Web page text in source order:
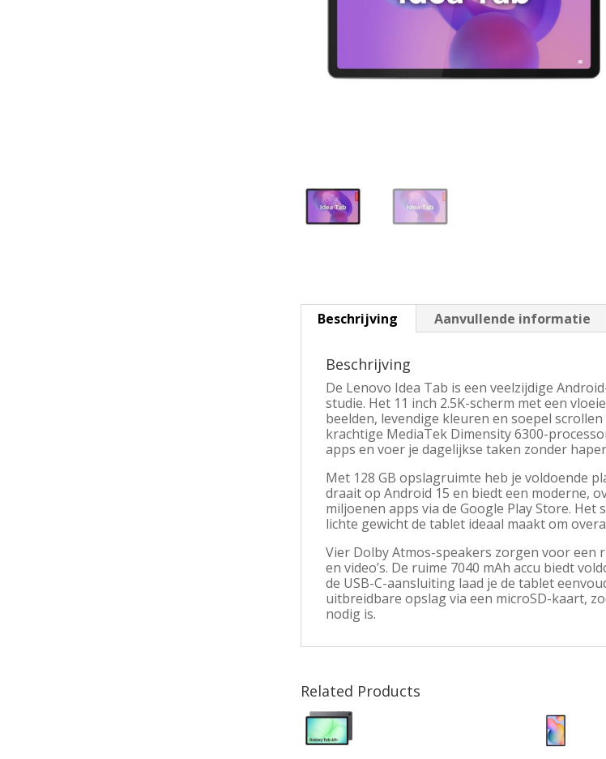
Beschrijving Aanvullende informatie
Beschrijving
De Lenovo Idea Tab is een veelzijdige
studie. Het 11 inch 2.5K-scherm met een
beelden, levendige kleuren en soepel
krachtige MediaTek Dimensity 6300-
apps en voer je dagelijkse taken zonder
Met 128 GB opslagruimte heb je voldoende
draait op Android 15 en biedt een moderne,
miljoenen apps via de Google Play Store.
lichte gewicht de tablet ideaal maakt om
Vier Dolby Atmos-speakers zorgen voor een
en video’s. De ruime 7040 mAh accu biedt
de USB-C-aansluiting laad je de tablet
uitbreidbare opslag via een microSD-kaart,
nodig is.
Related Products